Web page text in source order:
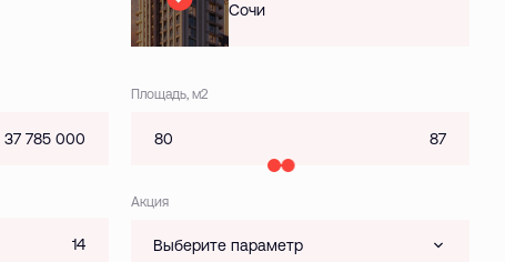
Сочи
Площадь, м2
Акция
Выберите параметр